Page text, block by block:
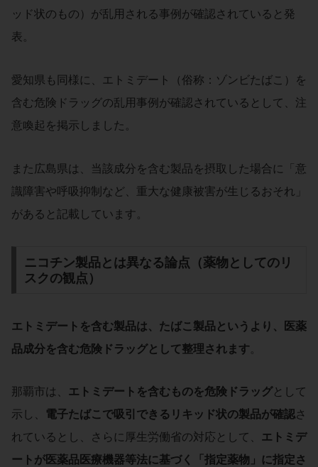
ッド状のもの）が乱用される事例が確認されていると発
表。
愛知県も同様に、エトミデート（俗称：ゾンビたばこ）を
含む危険ドラッグの乱用事例が確認されているとして、注
意喚起を掲示しました。
また広島県は、当該成分を含む製品を摂取した場合に「意
識障害や呼吸抑制など、重大な健康被害が生じるおそれ」
があると記載しています。
ニコチン製品とは異なる論点（薬物としてのリ
スクの観点）
エトミデートを含む製品は、たばこ製品というより、医薬
品成分を含む危険ドラッグとして整理されます
那覇市は、 エトミデートを含むものを危険ドラッグとして
示し、
電子たばこで吸引できるリキッド状の製品が確認さ
れているとし、さらに厚生労働省の対応として、 エトミデ
ートが医薬品医療機器等法に基づく「指定薬物」に指定さ